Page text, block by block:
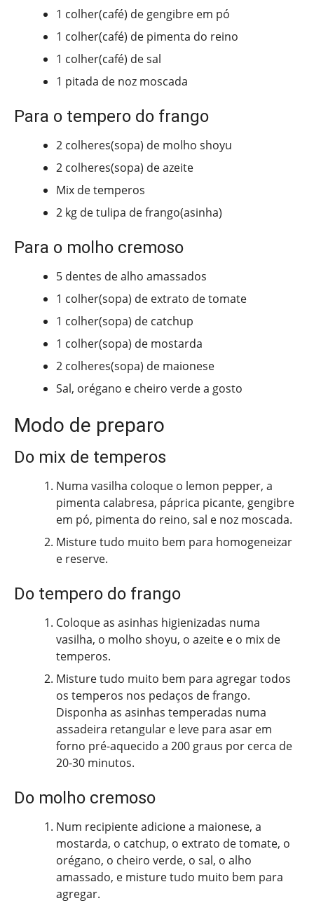
1 colher(café) de gengibre em pó
1 colher(café) de pimenta do reino
1 colher(café) de sal
1 pitada de noz moscada
Para o tempero do frango
2 colheres(sopa) de molho shoyu
2 colheres(sopa) de azeite
Mix de temperos
2 kg de tulipa de frango(asinha)
Para o molho cremoso
5 dentes de alho amassados
1 colher(sopa) de extrato de tomate
1 colher(sopa) de catchup
1 colher(sopa) de mostarda
2 colheres(sopa) de maionese
Sal, orégano e cheiro verde a gosto
Modo de preparo
Do mix de temperos
Numa vasilha coloque o lemon pepper, a
pimenta calabresa, páprica picante, gengibre
em pó, pimenta do reino, sal e noz moscada.
Misture tudo muito bem para homogeneizar
e reserve.
Do tempero do frango
Coloque as asinhas higienizadas numa
vasilha, o molho shoyu, o azeite e o mix de
temperos.
Misture tudo muito bem para agregar todos
os temperos nos pedaços de frango.
Disponha as asinhas temperadas numa
assadeira retangular e leve para asar em
forno pré-aquecido a 200 graus por cerca de
20-30 minutos.
Do molho cremoso
Num recipiente adicione a maionese, a
mostarda, o catchup, o extrato de tomate, o
orégano, o cheiro verde, o sal, o alho
amassado, e misture tudo muito bem para
agregar.